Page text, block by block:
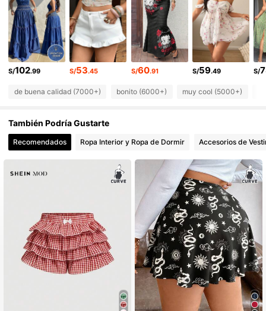
4.88 79K Seguidores
4.88 79K Seguidores
4.88 79K Seguidores
4.88 79K Seguidores
S/102.99 S/53.45 S/60.91 S/59.49 S/
de buena calidad (7000+) bonito (6000+) muy cool (5000+)
También Podría Gustarte
Recomendados Ropa Interior y Ropa de Dormir Accesorios de